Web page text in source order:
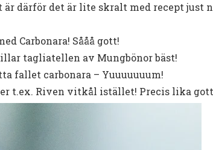
därför det är lite skralt med recept just
Carbonara! Sååå gott!
tagliatellen av Mungbönor bäst!
fallet carbonara – Yuuuuuuum!
t.ex. Riven vitkål istället! Precis lika